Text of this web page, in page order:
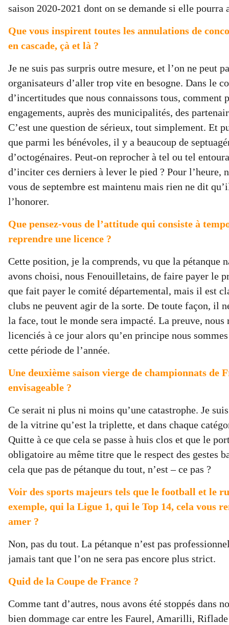
saison 2020-2021 dont on se demande si elle pourra
Que vous inspirent toutes les annulations de
en cascade, çà et là ?
Je ne suis pas surpris outre mesure, et l’on ne peut
organisateurs d’aller trop vite en besogne. Dans le
d’incertitudes que nous connaissons tous, comment
engagements, auprès des municipalités, des
C’est une question de sérieux, tout simplement. Et
que parmi les bénévoles, il y a beaucoup de
d’octogénaires. Peut-on reprocher à tel ou tel
d’inciter ces derniers à lever le pied ? Pour l’heure,
vous de septembre est maintenu mais rien ne dit
l’honorer.
Que pensez-vous de l’attitude qui consiste à
reprendre une licence ?
Cette position, je la comprends, vu que la pétanque
avons choisi, nous Fenouilletains, de faire payer le
que fait payer le comité départemental, mais il est
clubs ne peuvent agir de la sorte. De toute façon, il
la face, tout le monde sera impacté. La preuve, nous
licenciés à ce jour alors qu’en principe nous
cette période de l’année.
Une deuxième saison vierge de championnats de
envisageable ?
Ce serait ni plus ni moins qu’une catastrophe. Je
de la vitrine qu’est la triplette, et dans chaque
Quitte à ce que cela se passe à huis clos et que le
obligatoire au même titre que le respect des gestes
cela que pas de pétanque du tout, n’est – ce pas ?
Voir des sports majeurs tels que le football et le
exemple, qui la Ligue 1, qui le Top 14, cela vous
amer ?
Non, pas du tout. La pétanque n’est pas
jamais tant que l’on ne sera pas encore plus strict.
Quid de la Coupe de France ?
Comme tant d’autres, nous avons été stoppés dans
bien dommage car entre les Faurel, Amarilli,